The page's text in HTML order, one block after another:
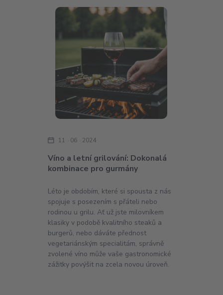
Víno a letní grilování: Dokonalá
kombinace pro gurmány
11 06 2024
Léto je obdobím, které si spousta z nás
spojuje s posezením s přáteli nebo
rodinou u grilu. Ať už jste milovníkem
klasiky v podobě kvalitního steaků a
burgerů, nebo dáváte přednost
vegetariánským specialitám, správně
zvolené víno může vaše gastronomické
zážitky povýšit na zcela novou úroveň.